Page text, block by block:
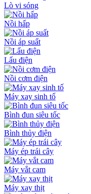
Lò vi sóng
Nồi hấp
Nồi áp suất
Lẩu điện
Nồi cơm điện
Máy xay sinh tố
Bình đun siêu tốc
Bình thủy điện
Máy ép trái cây
Máy vắt cam
Máy xay thịt